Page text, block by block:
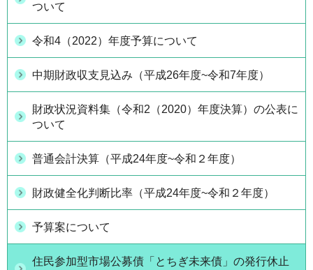
ついて
令和4（2022）年度予算について
中期財政収支見込み（平成26年度~令和7年度）
財政状況資料集（令和2（2020）年度決算）の公表に
ついて
普通会計決算（平成24年度~令和２年度）
財政健全化判断比率（平成24年度~令和２年度）
予算案について
住民参加型市場公募債「とちぎ未来債」の発行休止